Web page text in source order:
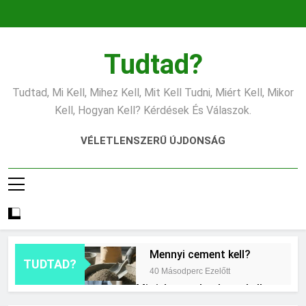
Tudtad?
Tudtad, Mi Kell, Mihez Kell, Mit Kell Tudni, Miért Kell, Mikor
Kell, Hogyan Kell? Kérdések És Válaszok.
VÉLETLENSZERŰ ÚJDONSÁG
TUDTAD?
Mennyi cement kell?
40 Másodperc Ezelőtt
Mit jelent a thm hogy kell